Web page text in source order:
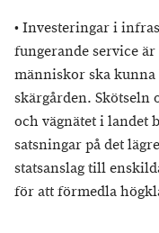
•Investeringar i
fungerande service
människor ska kunna
skärgården.
och vägnätet i landet
satsningar på det
statsanslag till
för att förmedla